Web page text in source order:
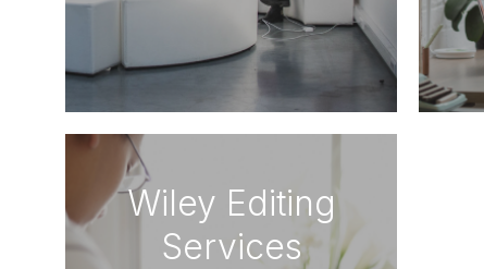
Wiley Editing
Services